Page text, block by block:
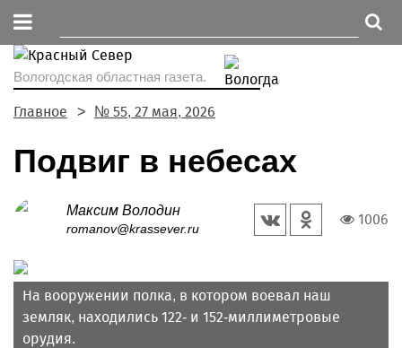
Вологодская областная газета.
Главное № 55, 27 мая, 2026
Подвиг в небесах
Максим Володин
romanov@krassever.ru
1006
На вооружении полка, в котором воевал наш
земляк, находились 122- и 152-миллимет­ровые
орудия.